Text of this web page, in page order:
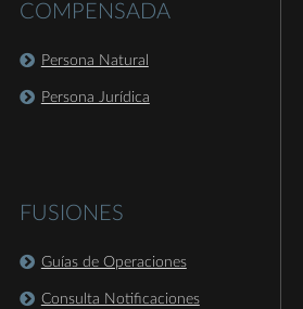
COMPENSADA
Persona Natural
Persona Jurídica
FUSIONES
Guías de Operaciones
Consulta Notificaciones